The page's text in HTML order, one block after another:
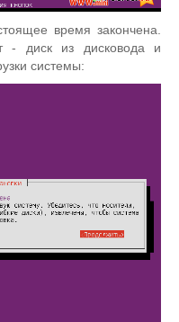
время закончена.
- диск из дисковода и
системы: